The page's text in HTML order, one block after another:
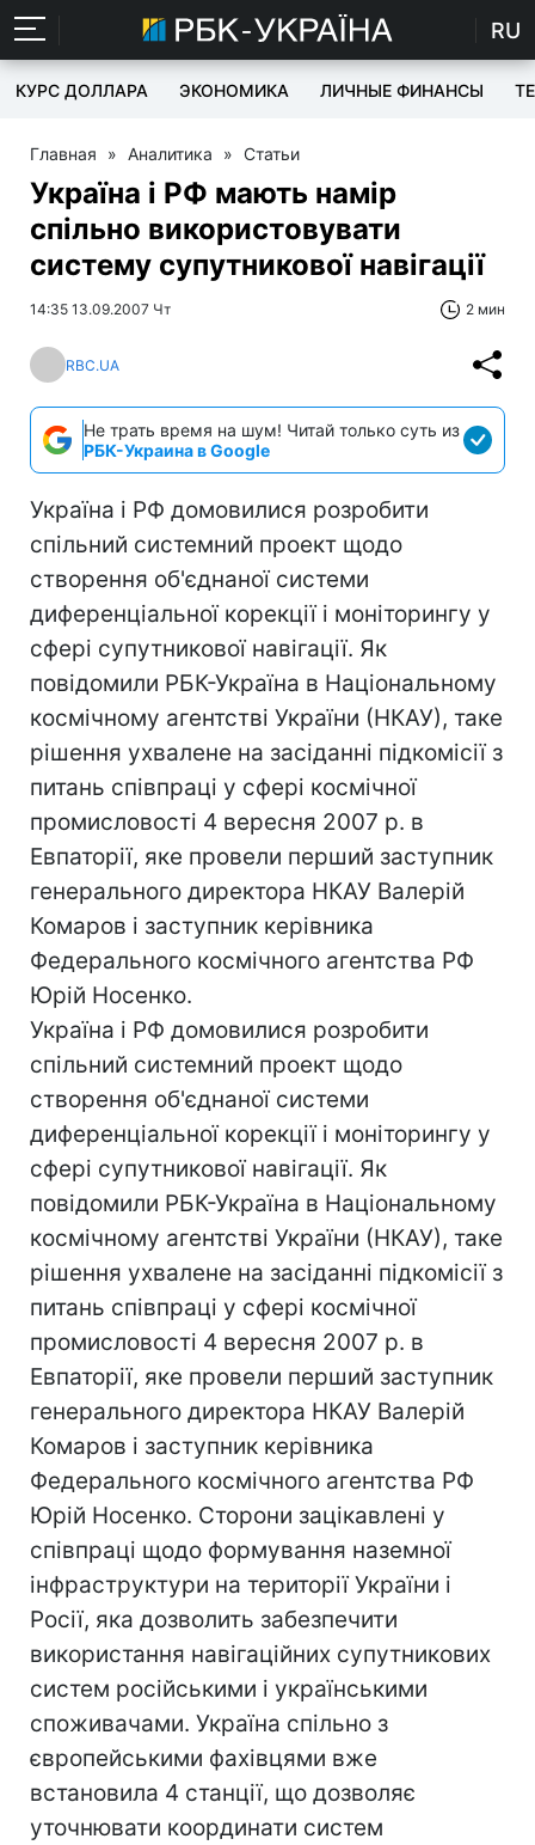
RU
КУРС ДОЛЛАРА ЭКОНОМИКА ЛИЧНЫЕ ФИНАНСЫ
Главная » Аналитика » Статьи
Україна і РФ мають намір
спільно використовувати
систему супутникової навігації
14:35 13.09.2007 Чт 2 мин
RBC.UA
Не трать время на шум! Читай только суть из
РБК-Украина в Google
Україна і РФ домовилися розробити
спільний системний проект щодо
створення об'єднаної системи
диференціальної корекції і моніторингу у
сфері супутникової навігації. Як
повідомили РБК-Україна в Національному
космічному агентстві України (НКАУ), таке
рішення ухвалене на засіданні підкомісії з
питань співпраці у сфері космічної
промисловості 4 вересня 2007 р. в
Евпаторії, яке провели перший заступник
генерального директора НКАУ Валерій
Комаров і заступник керівника
Федерального космічного агентства РФ
Юрій Носенко.
Україна і РФ домовилися розробити
спільний системний проект щодо
створення об'єднаної системи
диференціальної корекції і моніторингу у
сфері супутникової навігації. Як
повідомили РБК-Україна в Національному
космічному агентстві України (НКАУ), таке
рішення ухвалене на засіданні підкомісії з
питань співпраці у сфері космічної
промисловості 4 вересня 2007 р. в
Евпаторії, яке провели перший заступник
генерального директора НКАУ Валерій
Комаров і заступник керівника
Федерального космічного агентства РФ
Юрій Носенко. Сторони зацікавлені у
співпраці щодо формування наземної
інфраструктури на території України і
Росії, яка дозволить забезпечити
використання навігаційних супутникових
систем російськими і українськими
споживачами. Україна спільно з
європейськими фахівцями вже
встановила 4 станції, що дозволяє
уточнювати координати систем